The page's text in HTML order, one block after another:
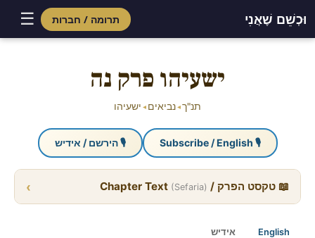
וּכְשֵׁם שֶׁאֲנִי תרומה / חברות ☰
ישעיהו פרק נה
תנ"ך◂נביאים ◂ ישעיהו
🎙 Subscribe / English 🎙 הירשם / אידיש
📖 טקסט הפרק / Chapter Text (Sefaria)
›
English אידיש